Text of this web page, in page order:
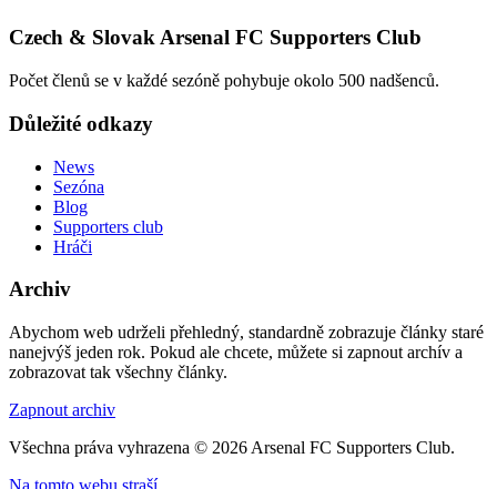
Czech & Slovak Arsenal FC Supporters Club
Počet členů se v každé sezóně pohybuje okolo 500 nadšenců.
Důležité odkazy
News
Sezóna
Blog
Supporters club
Hráči
Archiv
Abychom web udrželi přehledný, standardně zobrazuje články staré
nanejvýš jeden rok. Pokud ale chcete, můžete si zapnout archív a
zobrazovat tak všechny články.
Zapnout archiv
Všechna práva vyhrazena © 2026 Arsenal FC Supporters Club.
Na tomto webu straší